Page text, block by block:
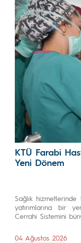
KTÜ Farabi
Yeni Dönem
Sağlık hizmetlerinde
yatırımlarına bir
Cerrahi Sistemini
04 Ağustos 2026